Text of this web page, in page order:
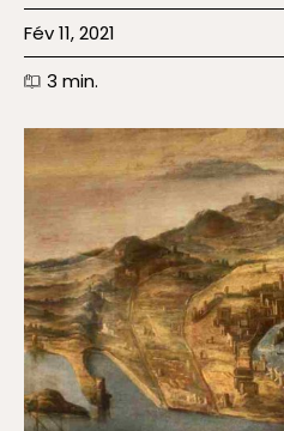
Fév 11, 2021
3 min.